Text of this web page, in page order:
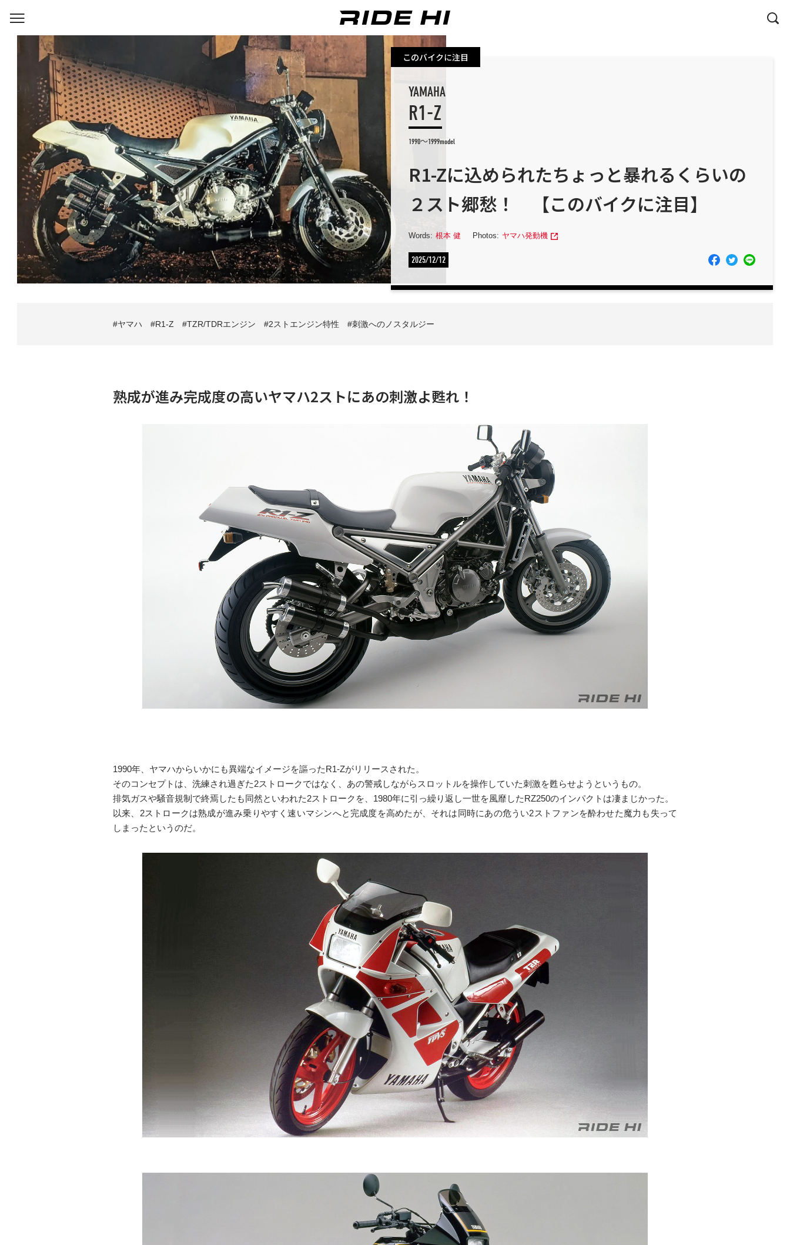
このバイクに注目
YAMAHA
R1-Z
1990～1999model
R1-Zに込められたちょっと暴れるくらいの
２スト郷愁！ 【このバイクに注目】
Words: 根本 健 Photos: ヤマハ発動機
2025/12/12
ヤマハ R1-Z TZR/TDRエンジン 2ストエンジン特性 刺激へのノスタルジー
熟成が進み完成度の高いヤマハ2ストにあの刺激よ甦れ！
1990年、ヤマハからいかにも異端なイメージを謳ったR1-Zがリリースされた。
そのコンセプトは、洗練され過ぎた2ストロークではなく、あの警戒しながらスロットルを操作していた刺激を甦らせようというもの。
排気ガスや騒音規制で終焉したも同然といわれた2ストロークを、1980年に引っ繰り返し一世を風靡したRZ250のインパクトは凄まじかった。
以来、2ストロークは熟成が進み乗りやすく速いマシンへと完成度を高めたが、それは同時にあの危うい2ストファンを酔わせた魔力も失って
しまったというのだ。